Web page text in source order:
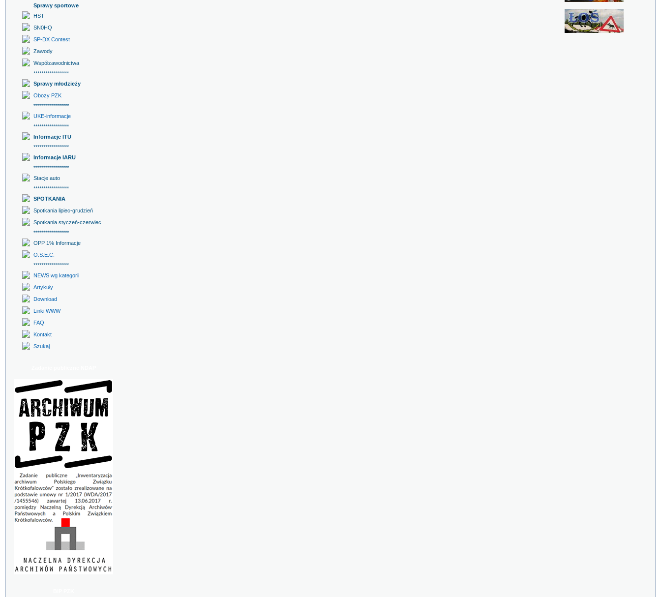
Sprawy sportowe
HST
SN0HQ
SP-DX Contest
Zawody
Współzawodnictwa
******************
Sprawy młodzieży
Obozy PZK
******************
UKE-informacje
******************
Informacje ITU
******************
Informacje IARU
******************
Stacje auto
******************
SPOTKANIA
Spotkania lipiec-grudzień
Spotkania styczeń-czerwiec
******************
OPP 1% Informacje
O.S.E.C.
******************
NEWS wg kategorii
Artykuły
Download
Linki WWW
FAQ
Kontakt
Szukaj